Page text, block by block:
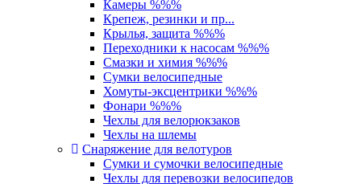
Камеры %%%
Крепеж, резинки и пр...
Крылья, защита %%%
Переходники к насосам %%%
Смазки и химия %%%
Сумки велосипедные
Хомуты-эксцентрики %%%
Фонари %%%
Чехлы для велорюкзаков
Чехлы на шлемы
Снаряжение для велотуров
Сумки и сумочки велосипедные
Чехлы для перевозки велосипедов